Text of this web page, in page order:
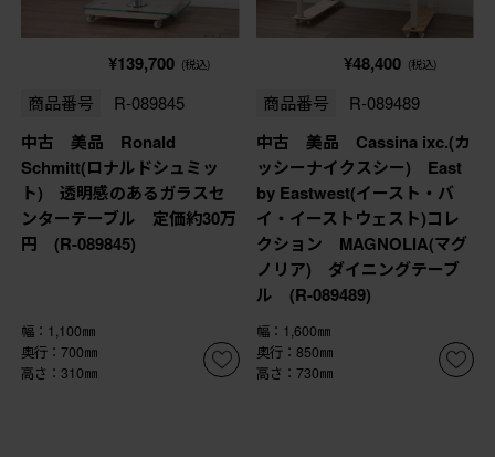
¥139,700 (税込)
商品番号 R-089845
中古 美品 Ronald
Schmitt(ロナルドシュミッ
ト) 透明感のあるガラスセ
ンターテーブル 定価約30万
円 (R-089845)
幅：1,100㎜
奥行：700㎜
高さ：310㎜
¥48,400 (税込)
商品番号 R-089489
中古 美品 Cassina ixc.(カ
ッシーナイクスシー) East
by Eastwest(イースト・バ
イ・イーストウェスト)コレ
クション MAGNOLIA(マグ
ノリア) ダイニングテーブ
ル (R-089489)
幅：1,600㎜
奥行：850㎜
高さ：730㎜